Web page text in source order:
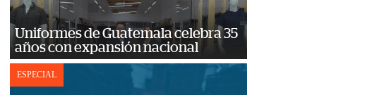
Uniformes de Guatemala celebra 35
años con expansión nacional
ESPECIAL